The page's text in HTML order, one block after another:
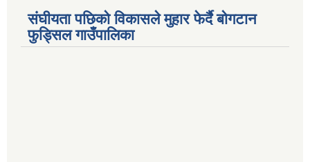
संघीयता पछिको विकासले मुहार फेर्दै बोगटान
फुड्सिल गाउँपालिका